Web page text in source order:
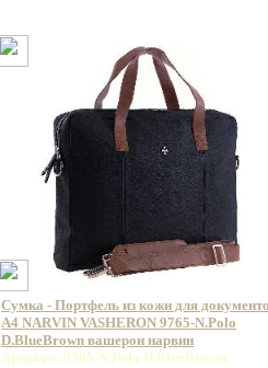
Сумка - Портфель из кожи для
А4 NARVIN VASHERON 9765-N.Polo
D.BlueBrown вашерон нарвин
Артикул: 9765-N.Polo D.BlueBrown